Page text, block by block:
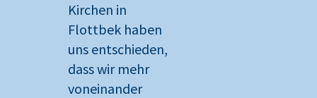
Kirchen in
Flottbek haben
uns entschieden,
dass wir mehr
voneinander